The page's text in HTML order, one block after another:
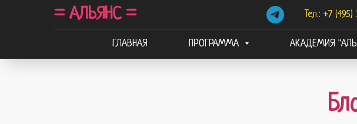
= АЛЬЯНС = Тел.: +7
ГЛАВНАЯ ПРОГРАММА АКАДЕМИЯ